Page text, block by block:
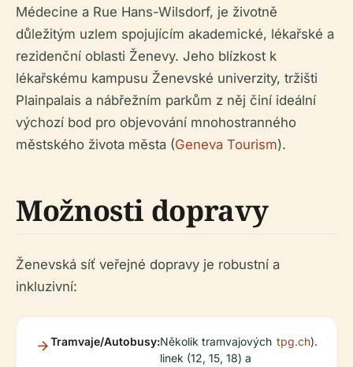
Médecine a Rue Hans-Wilsdorf, je životně
důležitým uzlem spojujícím akademické, lékařské a
rezidenční oblasti Ženevy. Jeho blízkost k
lékařskému kampusu Ženevské univerzity, tržišti
Plainpalais a nábřežním parkům z něj činí ideální
výchozí bod pro objevování mnohostranného
městského života města (Geneva Tourism).
Možnosti dopravy
Ženevská síť veřejné dopravy je robustní a
inkluzivní:
Tramvaje/Autobusy:Několik tramvajových
linek (12, 15, 18) a
tpg.ch).